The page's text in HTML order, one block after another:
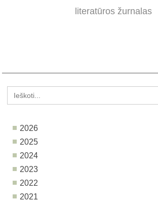
literatūros žurnalas
for:
2026
2025
2024
2023
2022
2021